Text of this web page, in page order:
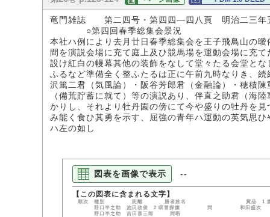
竜門雑誌 第二四号・第四四―四八頁 明治二三年
○第四回春季総集会景況
本社ハ例により去月廿日春季総集会を王子飛鳥山の
間を演説会場に充て庭上及ひ競馬場を運動会場に充
設け紅白の幔幕其他の装飾をなして堂々たる会堂と
ふるなど準備全く整ふたるは正に午前九時なりき、
沢篤二君（気風論）・阪谷芳郎君（金融論）・穂積
（備荒貯蓄に就て）等の演説あり、伴直之助君（海
かりし、それより牡丹園の傍にて今や盛りの牡丹を
み能く食ひ其勇を示す、屈強の青年ハ運動の英気思
ハ左の如し
図表を画像で表示 --
順次 種別 距離 勝者姓名 賞品 1 旗
野口半之助 池田政俊 2 瞑冒探旗 同
野口半之助 吉田喜三郎 同断 上野利三